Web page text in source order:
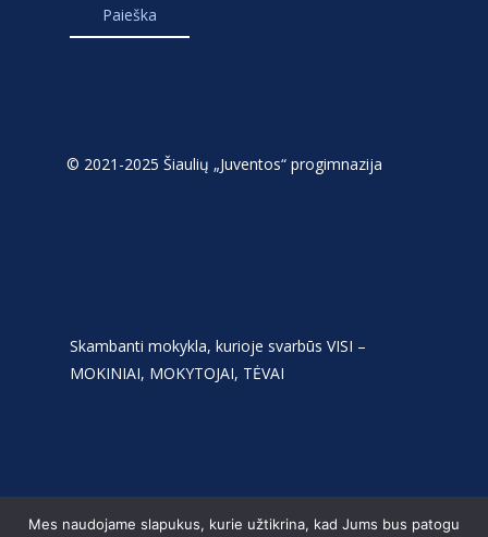
© 2021-2025 Šiaulių „Juventos“ progimnazija
Skambanti mokykla, kurioje svarbūs VISI –
MOKINIAI, MOKYTOJAI, TĖVAI
Mes naudojame slapukus, kurie užtikrina, kad Jums bus patogu